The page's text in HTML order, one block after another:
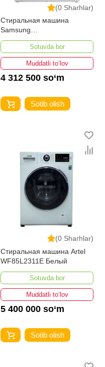
(0 Sharhlar)
Стиральная машина
Samsung
WW60AG4S00CE/LD
Sotuvda bor
Muddatli to‘lov
4 312 500 so‘m
Sotib olish
(0 Sharhlar)
Стиральная машина Artel
WF85L2311E Белый
Sotuvda bor
Muddatli to‘lov
5 400 000 so‘m
Sotib olish